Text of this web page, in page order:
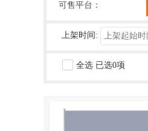
可售平台：
上架时间:
全选 已选0项